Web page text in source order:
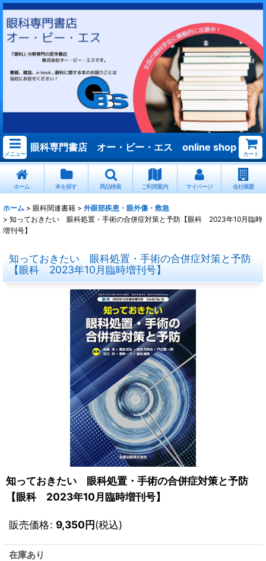
メニュー
眼科専門書店 オー・ビー・エス online shop
カート
ホーム 本を探す 商品検索 ご利用案内 マイページ 会社概要
ホーム > 眼科関連書籍 > 外眼部疾患・眼外傷・救急
> 知っておきたい 眼科処置・手術の合併症対策と予防【眼科 2023年10月臨時
増刊号】
知っておきたい 眼科処置・手術の合併症対策と予防
【眼科 2023年10月臨時増刊号】
知っておきたい 眼科処置・手術の合併症対策と予防
【眼科 2023年10月臨時増刊号】
販売価格: 9,350円(税込)
在庫あり